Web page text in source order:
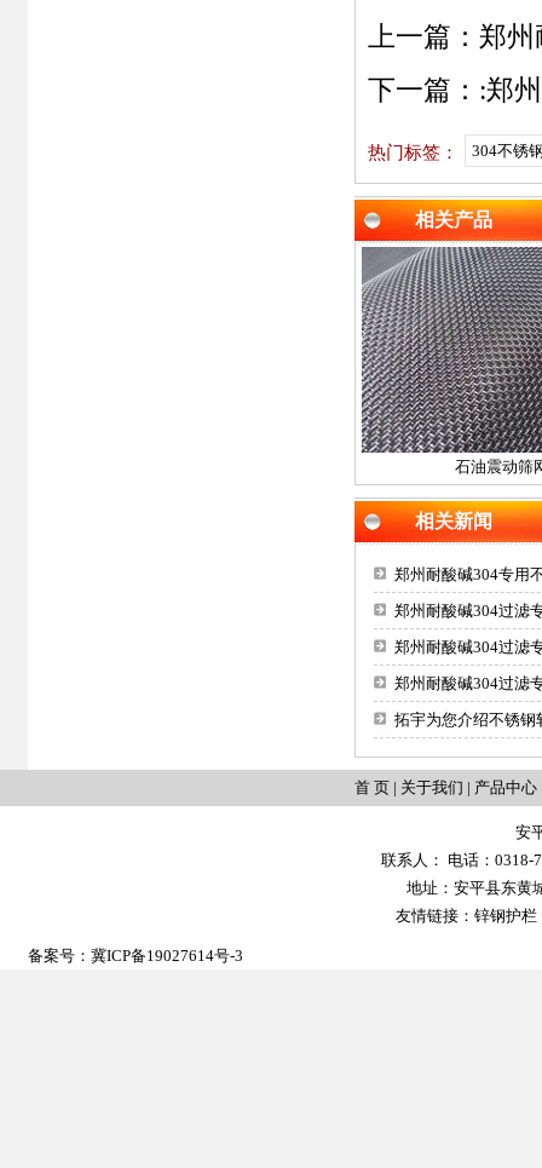
上一篇： 郑州
下一篇：:郑
热门标签： 304不锈
相关产品
石油震动筛
相关新闻
郑州耐酸碱304专用
郑州耐酸碱304过滤
郑州耐酸碱304过滤
郑州耐酸碱304过滤
拓宇为您介绍不锈钢
首 页 | 关于我们 | 产品中心
安
联系人： 电话：0318-
地址：安平县东黄
友情链接：锌钢护栏
备案号： 冀ICP备19027614号-3